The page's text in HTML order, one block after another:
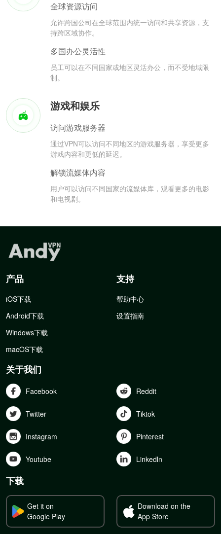
全球资源访问
允许跨国公司在全球范围内统一访问和共享资源，支
持跨区域协作。
多国办公灵活性
员工可以在不同国家或地区灵活办公，而不受地域限
制。
游戏和娱乐
访问游戏服务器
通过VPN可以访问不同地区的游戏服务器，享受更多
游戏内容和更低的延迟。
解锁流媒体内容
用户可以访问不同国家的流媒体库，观看更多的电影
和电视剧。
产品
iOS下载
Android下载
Windows下载
macOS下载
支持
帮助中心
设置指南
关于我们
Facebook Reddit
Twitter Tiktok
Instagram Pinterest
Youtube Linkedln
下载
Get it on
Google Play
Download on the
App Store